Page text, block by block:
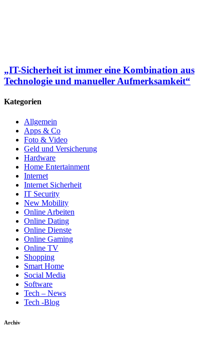
„IT-Sicherheit ist immer eine Kombination aus
Technologie und manueller Aufmerksamkeit“
Kategorien
Allgemein
Apps & Co
Foto & Video
Geld und Versicherung
Hardware
Home Entertainment
Internet
Internet Sicherheit
IT Security
New Mobility
Online Arbeiten
Online Dating
Online Dienste
Online Gaming
Online TV
Shopping
Smart Home
Social Media
Software
Tech – News
Tech -Blog
Archiv